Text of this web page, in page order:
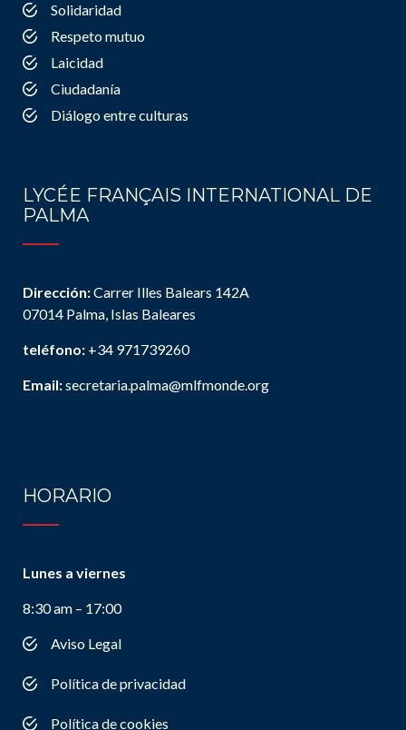
Solidaridad
Respeto mutuo
Laicidad
Ciudadanía
Diálogo entre culturas
LYCÉE FRANÇAIS INTERNATIONAL DE
PALMA
Dirección:Carrer Illes Balears 142A
07014 Palma, Islas Baleares
teléfono: +34 971739260
Email:secretaria.palma@mlfmonde.org
HORARIO
Lunes a viernes
8:30 am – 17:00
Aviso Legal
Política de privacidad
Política de cookies